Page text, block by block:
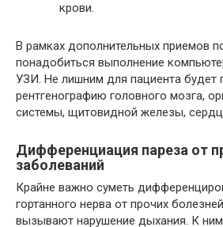
крови.
В рамках дополнительных приемов
понадобиться выполнение
УЗИ. Не лишним для пациента будет
рентгенографию головного мозга,
системы, щитовидной железы,
Дифференциация пареза от
заболеваний
Крайне важно суметь
гортанного нерва от прочих
вызывают нарушение дыхания. К ним